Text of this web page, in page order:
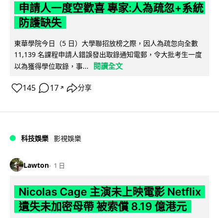
申請人一度空歡喜 專家:人為疏忽+系統
防護缺失
東華學院今日（5 日）大學聯招放榜之際，因人為疏忽向全數
11,139 名課程申請人錯誤發出取錄通知電郵，令大批考生一度
以為獲得學位取錄，事...
閱讀全文
145 17 ↗ 分享
科技娛樂 影視娛樂
Lawton 1 日
Nicolas Cage 主演未上映電影 Netflix
遺失未加密母帶 被索償 8.19 億港元